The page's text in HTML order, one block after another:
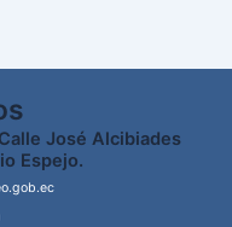
José Alcibiades
Espejo.